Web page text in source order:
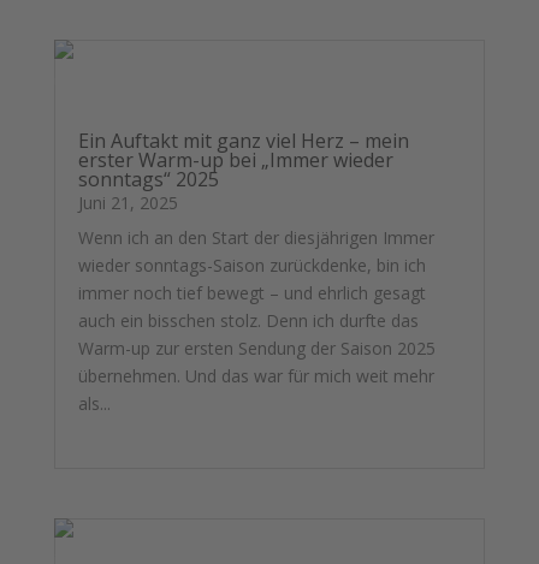
Ein Auftakt mit ganz viel Herz – mein
erster Warm-up bei „Immer wieder
sonntags“ 2025
Juni 21, 2025
Wenn ich an den Start der diesjährigen Immer
wieder sonntags-Saison zurückdenke, bin ich
immer noch tief bewegt – und ehrlich gesagt
auch ein bisschen stolz. Denn ich durfte das
Warm-up zur ersten Sendung der Saison 2025
übernehmen. Und das war für mich weit mehr
als...